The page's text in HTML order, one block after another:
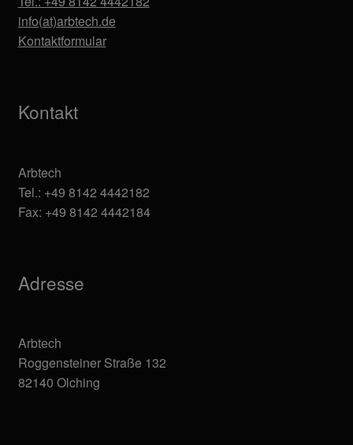
info(at)arbtech.de
Kontaktformular
Kontakt
Arbtech
Tel.: +49 8142 4442182
Fax: +49 8142 4442184
Adresse
Arbtech
Roggensteiner Straße 132
82140 Olching